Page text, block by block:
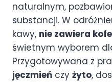
naturalnym,
substancji. W
kawy, nie zawiera
świetnym wyborem
Przygotowywana z
jęczmień czy żyto,